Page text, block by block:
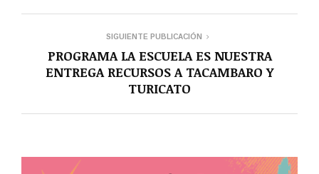
SIGUIENTE PUBLICACIÓN
PROGRAMA LA ESCUELA ES NUESTRA
ENTREGA RECURSOS A TACAMBARO Y
TURICATO